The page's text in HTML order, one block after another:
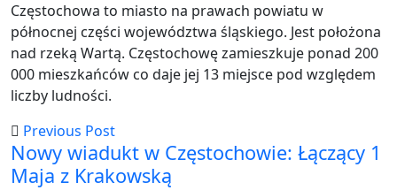
Częstochowa to miasto na prawach powiatu w
północnej części województwa śląskiego. Jest położona
nad rzeką Wartą. Częstochowę zamieszkuje ponad 200
000 mieszkańców co daje jej 13 miejsce pod względem
liczby ludności.
Previous Post
Nowy wiadukt w Częstochowie: Łączący 1
Maja z Krakowską